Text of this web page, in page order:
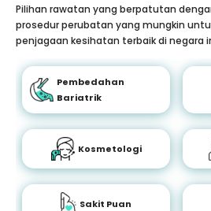
Pilihan rawatan yang berpatutan
prosedur perubatan yang mungkin
penjagaan kesihatan terbaik di negara
Pembedahan
Bariatrik
Kosmetologi
Sakit Puan